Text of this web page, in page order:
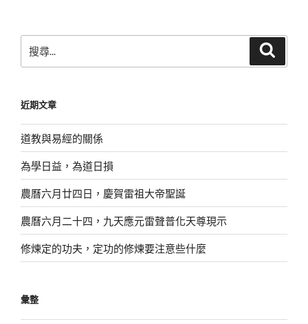
尋
字:
近期文章
道教與易經的關係
為學日益，為道日損
農曆六月廿四日，慶賀雷祖大帝聖誕
農曆六月二十四，九天應元雷聲普化天尊現示
修煉定的功夫，定功的修煉要注意些什麼
彙整